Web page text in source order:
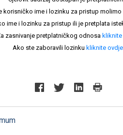
korisničko ime i lozinku za pristup molimo
ime i lozinku za pristup ili je pretplata
zasnivanje pretplatničkog odnosa
Ako ste zaboravili lozinku kliknite ovdje